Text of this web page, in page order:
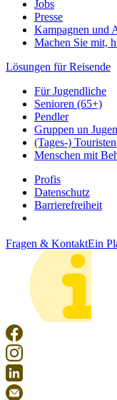
Jobs
Presse
Kampagnen und
Machen Sie mit,
Lösungen für Reisende
Für Jugendliche
Senioren (65+)
Pendler
Gruppen un
(Tages-) Touristen
Menschen mit
Profis
Datenschutz
Barrierefreiheit
Fragen & KontaktEin